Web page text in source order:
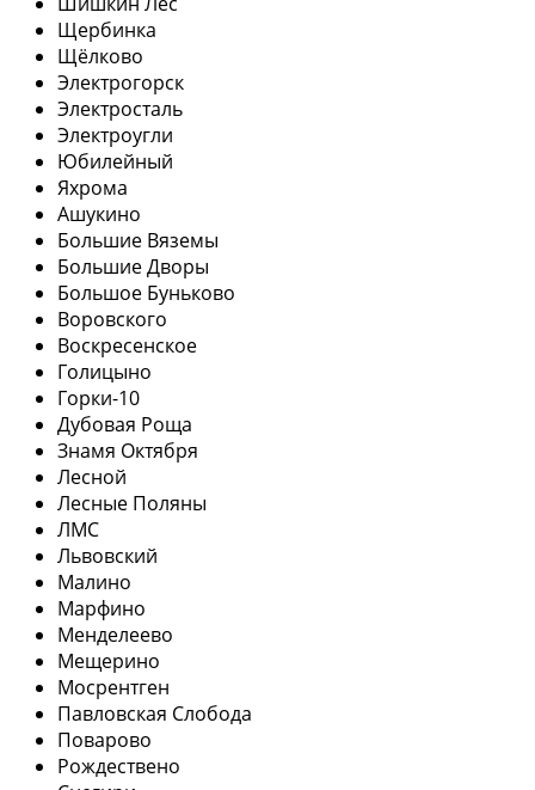
Щербинка
Щёлково
Электрогорск
Электросталь
Электроугли
Юбилейный
Яхрома
Ашукино
Большие Вяземы
Большие Дворы
Большое Буньково
Воровского
Воскресенское
Голицыно
Горки-10
Дубовая Роща
Знамя Октября
Лесной
Лесные Поляны
ЛМС
Львовский
Малино
Марфино
Менделеево
Мещерино
Мосрентген
Павловская Слобода
Поварово
Рождествено